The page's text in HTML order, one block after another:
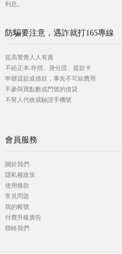
利息。
防騙要注意，遇詐就打165專線
提高警覺人人有責
不給正本:存摺、身分證、提款卡
申辦貸款或借款，事先不可給費用
不參與買點數或門號的借貸
不幫人代收或驗證手機號
會員服務
關於我們
隱私權政策
使用條款
常見問題
我的帳號
付費升級廣告
聯絡我們